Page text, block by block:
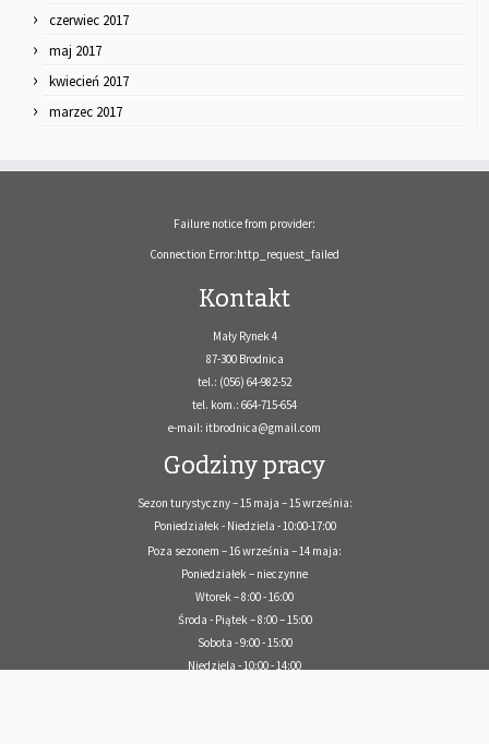
czerwiec 2017
maj 2017
kwiecień 2017
marzec 2017
Failure notice from provider:
Connection Error:http_request_failed
Kontakt
Mały Rynek 4
87-300 Brodnica
tel.: (056) 64-982-52
tel. kom.: 664-715-654
e-mail: itbrodnica@gmail.com
Godziny pracy
Sezon turystyczny – 15 maja – 15 września:
Poniedziałek - Niedziela - 10:00-17:00
Poza sezonem – 16 września – 14 maja:
Poniedziałek – nieczynne
Wtorek – 8:00 - 16:00
Środa - Piątek – 8:00 – 15:00
Sobota - 9:00 - 15:00
Niedziela - 10:00 - 14:00